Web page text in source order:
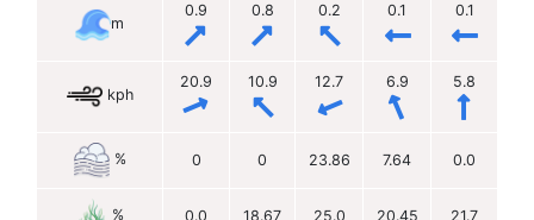
m
0.9 0.8 0.2 0.1 0.1
kph
20.9 10.9 12.7 6.9 5.8
% 0 0 23.86 7.64 0.0
% 0.0 18.67 25.0 20.45 21.7